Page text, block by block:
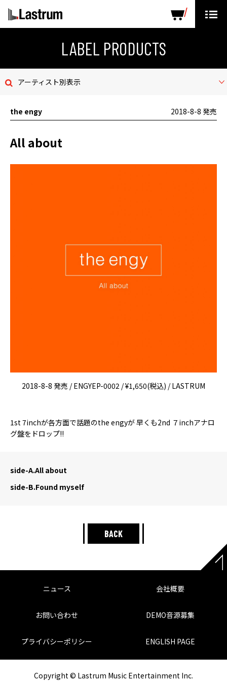
LABEL PRODUCTS
お問い合わせ
デモテープ
LABEL PRODUCTS
アーティスト別表示
the engy 2018-8-8 発売
All about
2018-8-8 発売 / ENGYEP-0002 / ¥1,650(税込) / LASTRUM
1st 7inchが各方面で話題のthe engyが 早くも2nd ７inchアナロ
グ盤をドロップ!!
side-A.All about
side-B.Found myself
BACK
ニュース 会社概要
お問い合わせ DEMO音源募集
プライバシーポリシー ENGLISH PAGE
Copyright © Lastrum Music Entertainment Inc.